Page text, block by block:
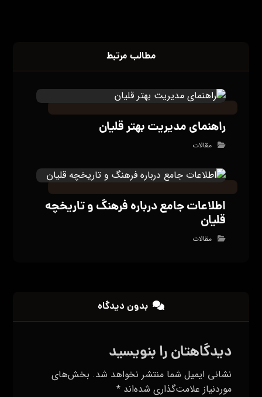
مطالب مرتبط
راهنمای مدیریت بهتر قلیان
مقالات
اطلاعات جامع درباره فرهنگ و تاریخچه
قلیان
مقالات
بدون دیدگاه
دیدگاهتان را بنویسید
نشانی ایمیل شما منتشر نخواهد شد. بخش‌های
موردنیاز علامت‌گذاری شده‌اند*